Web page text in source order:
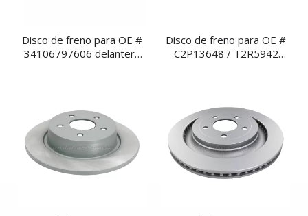
Disco de freno para OE #
34106797606 delantero
Disco de freno para OE #
C2P13648 / T2R5942